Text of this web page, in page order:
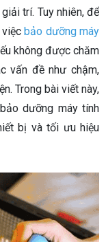
trí. Tuy nhiên, để
việcbảo dưỡng máy
không được chăm
vấn đề như chậm,
Trong bài viết này,
dưỡng máy tính
bị và tối ưu hiệu